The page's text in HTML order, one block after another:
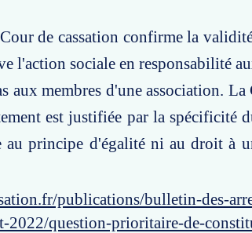
de cassation confirme la
l'action sociale en responsabilité
aux membres d'une association.
est justifiée par la spécificité
au principe d'égalité ni au droit à
publications/bulletin-des-
question-prioritaire-de-